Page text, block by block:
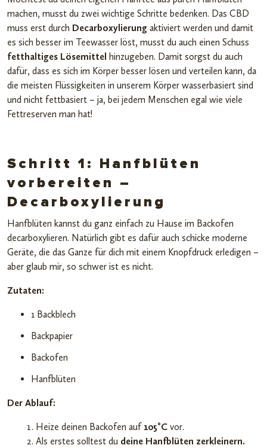
machen, musst du zwei wichtige Schritte bedenken. Das CBD
muss erst durch Decarboxylierung aktiviert werden und damit
es sich besser im Teewasser löst, musst du auch einen Schuss
fetthaltiges Lösemittel hinzugeben. Damit sorgst du auch
dafür, dass es sich im Körper besser lösen und verteilen kann, da
die meisten Flüssigkeiten in unserem Körper wasserbasiert sind
und nicht fettbasiert – ja, bei jedem Menschen egal wie viele
Fettreserven man hat!
Schritt 1: Hanfblüten
vorbereiten –
Decarboxylierung
Hanfblüten kannst du ganz einfach zu Hause im Backofen
decarboxylieren. Natürlich gibt es dafür auch schicke moderne
Geräte, die das Ganze für dich mit einem Knopfdruck erledigen –
aber glaub mir, so schwer ist es nicht.
Zutaten:
1 Backblech
Backpapier
Backofen
Hanfblüten
Der Ablauf:
Heize deinen Backofen auf 105°C vor.
Als erstes solltest du deine Hanfblüten zerkleinern.